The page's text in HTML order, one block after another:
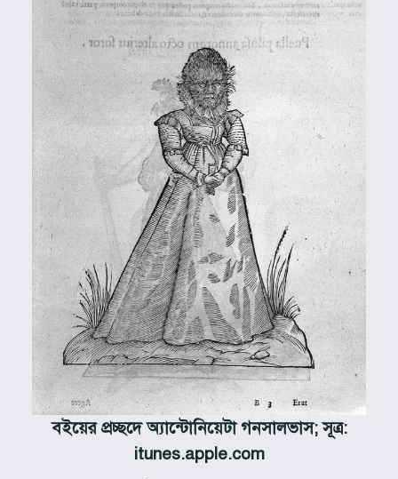
বইয়ের প্রচ্ছদে অ্যান্টোনিয়েটা গনসালভাস; সূত্র:
itunes.apple.com